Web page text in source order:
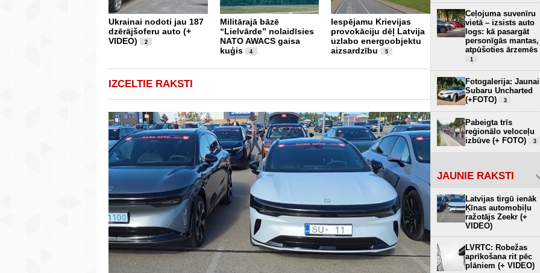
Ukrainai nodoti jau 187
dzērājšoferu auto (+
VIDEO)
2
Militārajā bāzē
“Lielvārde” nolaidīsies
NATO AWACS gaisa
kuģis
4
Iespējamu Krievijas
provokāciju dēļ Latvija
uzlabo energoobjektu
aizsardzību
5
NATO sabiedrotie
alianses aizsardzībai
pret droniem tērēs 40
miljardus dolāru
2
IZCELTIE RAKSTI
Ceļojuma suvenīru
vietā – izsists auto
logs: kā pasargāt
personīgās mantas,
atpūšoties ārzemēs
1
Fotogalerija:
Subaru Uncharted
(+FOTO)
3
Pabeigta trīs
reģionālo veloceļu
izbūve (+ FOTO)
3
JAUNIE RAKSTI
Latvijas tirgū ienāk
Ķīnas automobiļu
ražotājs Zeekr (+
VIDEO)
LVRTC: Robežas
aprīkošana rit pēc
plāniem (+ VIDEO)